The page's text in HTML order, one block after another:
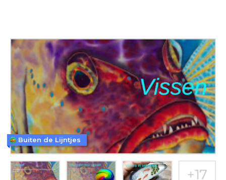
Buiten de Lijntjes